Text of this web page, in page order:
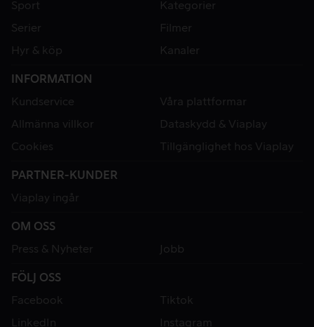
Sport
Kategorier
Serier
Filmer
Hyr & köp
Kanaler
INFORMATION
Kundservice
Våra plattformar
Allmänna villkor
Dataskydd & Viaplay
Cookies
Tillgänglighet hos Viaplay
PARTNER-KUNDER
Viaplay ingår
OM OSS
Press & Nyheter
Jobb
FÖLJ OSS
Facebook
Tiktok
LinkedIn
Instagram